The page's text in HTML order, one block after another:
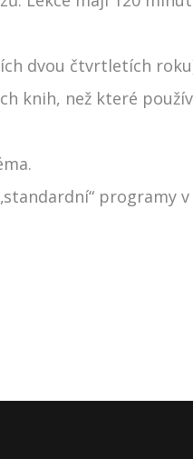
dvou čtvrtletích
knih, než které
programy